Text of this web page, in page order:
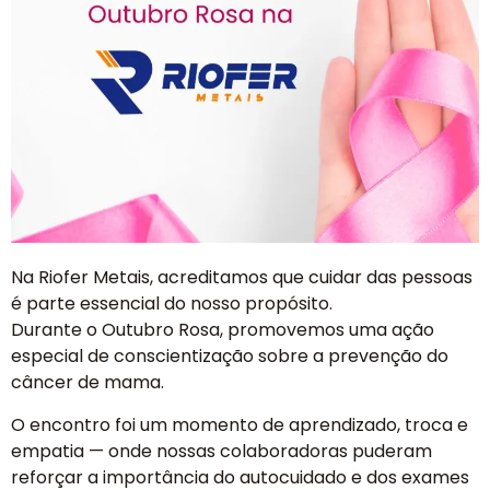
Na Riofer Metais, acreditamos que cuidar das pessoas
é parte essencial do nosso propósito.
Durante o Outubro Rosa, promovemos uma ação
especial de conscientização sobre a prevenção do
câncer de mama.
O encontro foi um momento de aprendizado, troca e
empatia — onde nossas colaboradoras puderam
reforçar a importância do autocuidado e dos exames